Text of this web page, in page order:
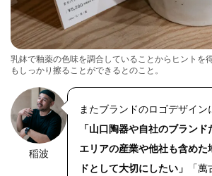
乳鉢で釉薬の色味を調合していることからヒントを
もしっかり擦ることができるとのこと。
https://riseph
稲波
またブランドのロゴデザイ
「山口陶器や自社のブラン
エリアの産業や他社も含めた
ドとして大切にしたい」
「